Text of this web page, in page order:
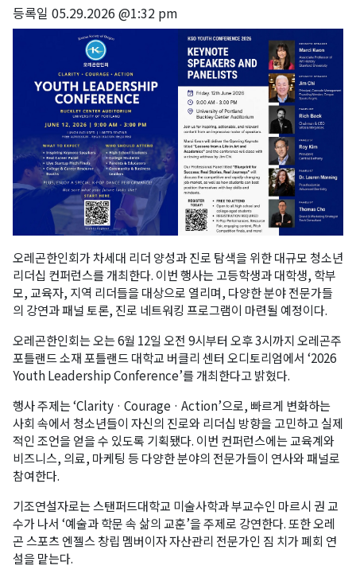
등록일 05.29.2026 @1:32 pm
오레곤한인회가 차세대 리더 양성과 진로 탐색을 위한 대규모 청소년
리더십 컨퍼런스를 개최한다. 이번 행사는 고등학생과 대학생, 학부
모, 교육자, 지역 리더들을 대상으로 열리며, 다양한 분야 전문가들
의 강연과 패널 토론, 진로 네트워킹 프로그램이 마련될 예정이다.
오레곤한인회는 오는 6월 12일 오전 9시부터 오후 3시까지 오레곤주
포틀랜드 소재 포틀랜드 대학교 버클리 센터 오디토리엄에서 ‘2026
Youth Leadership Conference’를 개최한다고 밝혔다.
행사 주제는 ‘Clarity · Courage · Action’으로, 빠르게 변화하는
사회 속에서 청소년들이 자신의 진로와 리더십 방향을 고민하고 실제
적인 조언을 얻을 수 있도록 기획됐다. 이번 컨퍼런스에는 교육계와
비즈니스, 의료, 마케팅 등 다양한 분야의 전문가들이 연사와 패널로
참여한다.
기조연설자로는 스탠퍼드대학교 미술사학과 부교수인 마르시 권 교
수가 나서 ‘예술과 학문 속 삶의 교훈’을 주제로 강연한다. 또한 오레
곤 스포츠 엔젤스 창립 멤버이자 자산관리 전문가인 짐 치가 폐회 연
설을 맡는다.